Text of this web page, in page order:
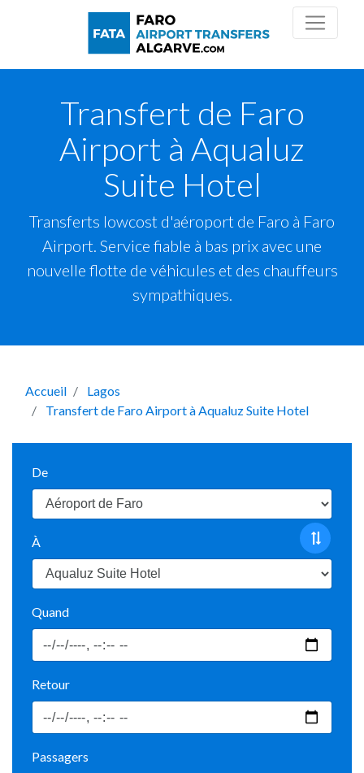
Transfert de Faro
Airport à Aqualuz
Suite Hotel
Transferts lowcost d'aéroport de Faro à Faro
Airport. Service fiable à bas prix avec une
nouvelle flotte de véhicules et des chauffeurs
sympathiques.
Accueil
Lagos
Transfert de Faro Airport à Aqualuz Suite Hotel
De
À
Quand
Retour
Passagers